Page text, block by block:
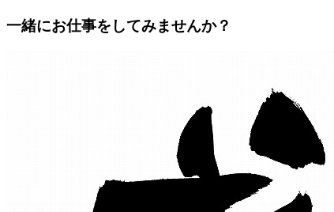
一緒にお仕事をしてみませんか？